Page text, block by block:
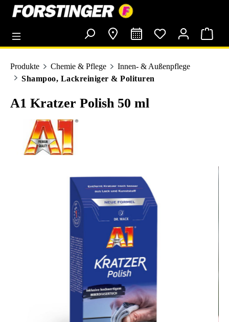
springen
Produkte Chemie & Pflege
Innen- & Außenpflege
Shampoo, Lackreiniger & Polituren
A1 Kratzer Polish 50 ml